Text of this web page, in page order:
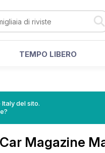
TEMPO LIBERO
del sito.
Magazine